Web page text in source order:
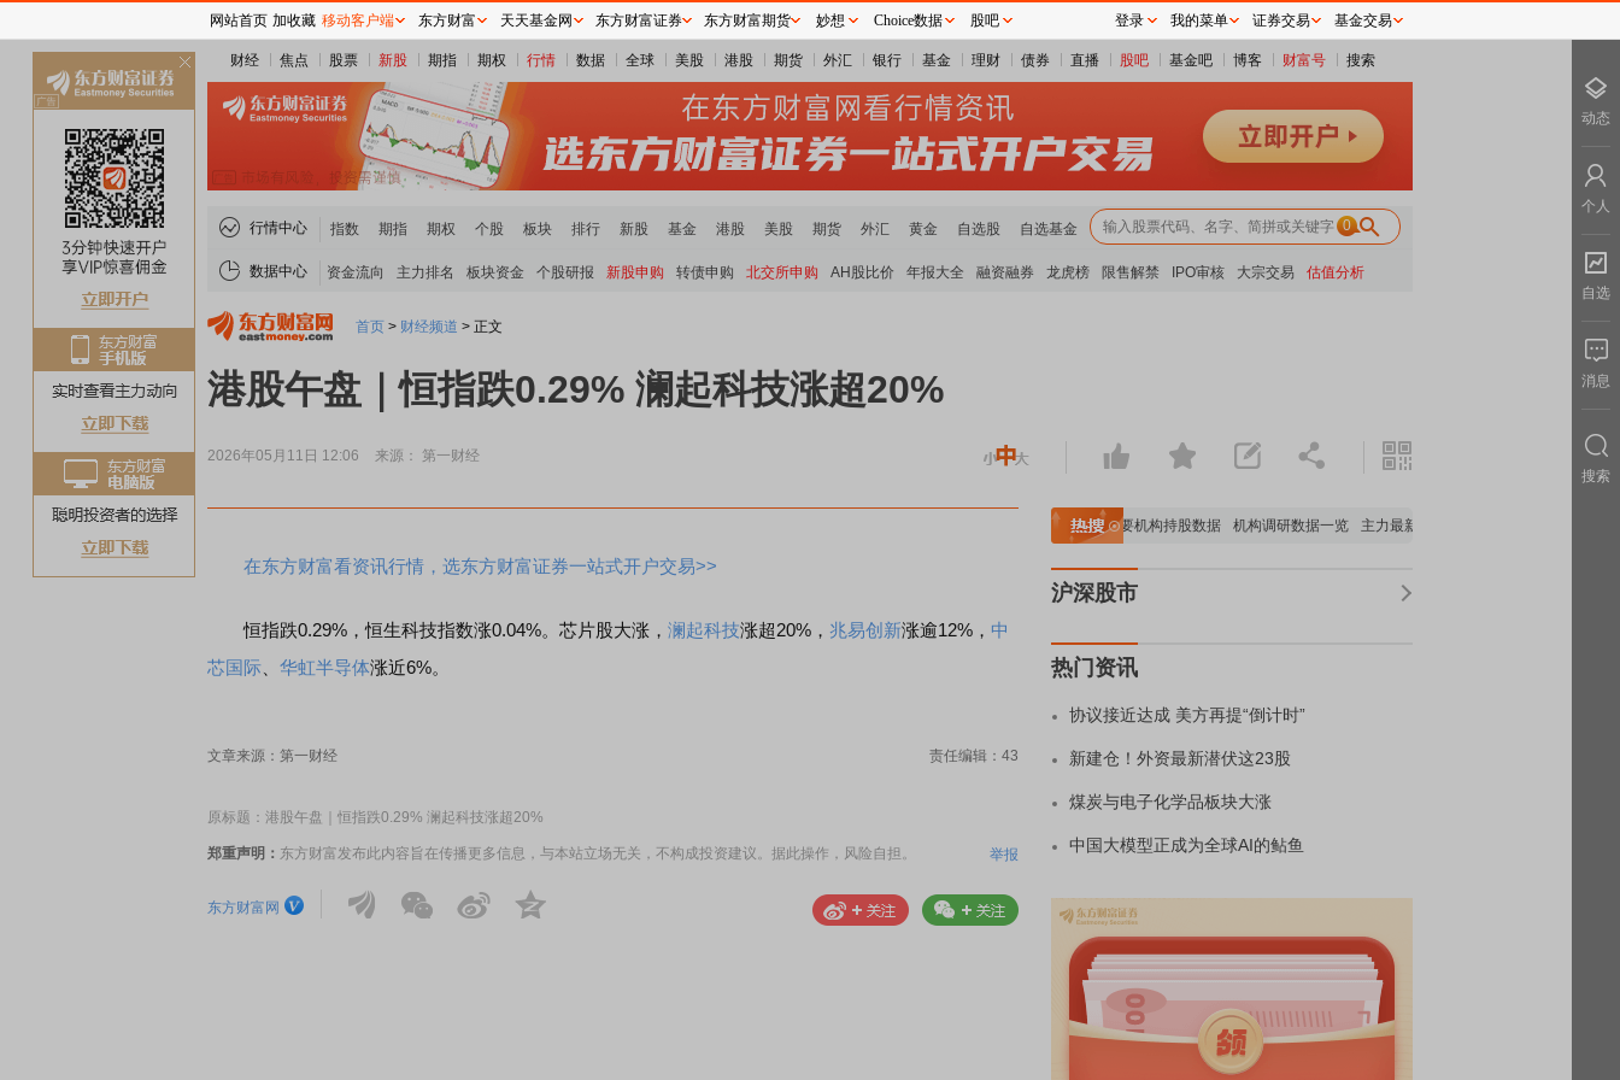
财经 焦点 股票 新股 期指 期权 行情 数据 全球 美股 港股 期货 外汇 银行 基金 理财 债券 直播 股吧 基金吧 博客 财富号 搜索
行情中心 指数 期指 期权 个股 板块 排行 新股 基金 港股 美股 期货 外汇 黄金 自选股 自选基金 0
数据中心 资金流向 主力排名 板块资金 个股研报 新股申购 转债申购 北交所申购 AH股比价 年报大全 融资融券 龙虎榜 限售解禁 IPO审核 大宗交易 估值分析
首页 > 财经频道 > 正文
港股午盘｜恒指跌0.29% 澜起科技涨超20%
2026年05月11日 12:06 来源： 第一财经
在东方财富看资讯行情，选东方财富证券一站式开户交易>>
恒指跌0.29%，恒生科技指数涨0.04%。芯片股大涨， 澜起科技涨超20%， 兆易创新涨逾12%， 中
芯国际
华虹半导体涨近6%。
文章来源：第一财经 责任编辑：43
原标题：港股午盘｜恒指跌0.29% 澜起科技涨超20%
郑重声明： 东方财富发布此内容旨在传播更多信息，与本站立场无关，不构成投资建议。据此操作，风险自担。 举报
东方财富网
A股估值分析全览 重要机构持股数据 机构调研数据一览 主力最新动向
沪深股市
热门资讯
协议接近达成 美方再提“倒计时”
新建仓！外资最新潜伏这23股
煤炭与电子化学品板块大涨
中国大模型正成为全球AI的鲇鱼
网站首页 加收藏 移动客户端 东方财富 天天基金网 东方财富证券 东方财富期货 妙想 Choice数据 股吧 登录 我的菜单 证券交易 基金交易
动态
个人
自选
消息
搜索
关